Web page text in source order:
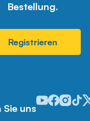
Bestellung.
Registrieren
Sie uns
Odwiedź nasz
Odwiedź
Odwiedź